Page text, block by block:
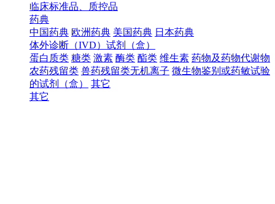
临床标准品、质控品
药典
中国药典 欧洲药典 美国药典 日本药典
体外诊断（IVD）试剂（盒）
蛋白质类 糖类 激素 酶类 酯类 维生素 药物及药物代谢物
农药残留类 兽药残留类无机离子 微生物鉴别或药敏试验
的试剂（盒）
其它
其它